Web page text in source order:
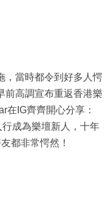
，當時都令到好多人愕
前高調宣布重返香港樂
在IG齊齊開心分享：
行成為樂壇新人，十年
都非常愕然！